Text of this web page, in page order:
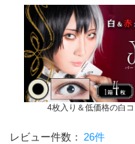
4枚入り＆低価格の白
レビュー件数： 26件